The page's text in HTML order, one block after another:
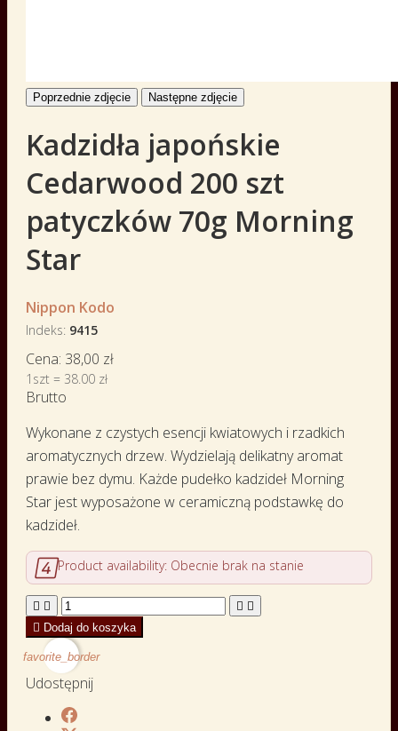
Poprzednie zdjęcie Następne zdjęcie
Kadzidła japońskie
Cedarwood 200 szt
patyczków 70g Morning
Star
Nippon Kodo
Indeks 9415
Cena: 38,00 zł
1szt = 38.00 zł
Brutto
Wykonane z czystych esencji kwiatowych i rzadkich
aromatycznych drzew. Wydzielają delikatny aromat
prawie bez dymu. Każde pudełko kadzideł Morning
Star jest wyposażone w ceramiczną podstawkę do
kadzideł.
Product availability: Obecnie brak na stanie
   
 Dodaj do koszyka
favorite_border
Udostępnij